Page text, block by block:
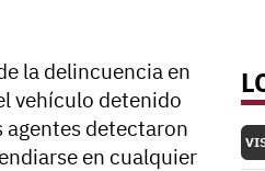
la delincuencia en
vehículo detenido
agentes detectaron
en cualquier